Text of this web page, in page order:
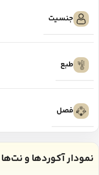
جنسیت
طبع
فصل
نمودار آکوردها و نت‌ها